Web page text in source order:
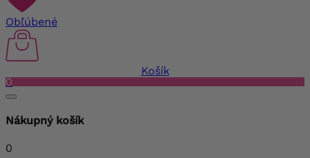
Obľúbené
Košík
0
Nákupný košík
0